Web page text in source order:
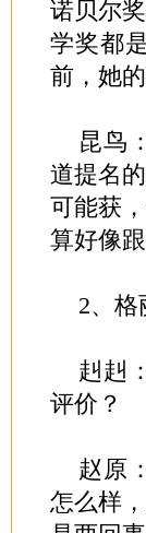
诺贝尔
学奖都
前，她
昆鸟
道提名
可能获
算好像
2、
赳赳
评价？
赵原
怎么样